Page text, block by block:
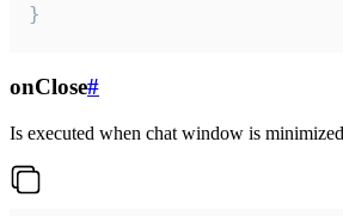
}
onClose#
Is executed when chat window is